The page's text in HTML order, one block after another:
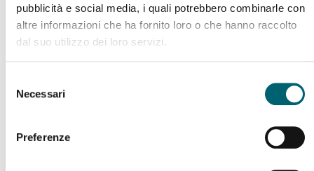
pubblicità e social media, i quali potrebbero combinarle con
altre informazioni che ha fornito loro o che hanno raccolto
dal suo utilizzo dei loro servizi.
delNecessari
Preferenze
El lavado nasal consiste en introducir unasolución
fisiológica o salina en las cavidades nasales
nacidos y lactantes, sobre todo en caso de
alimentación.